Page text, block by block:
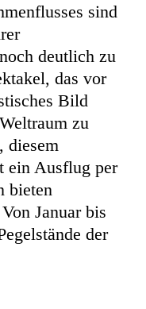
sind
deutlich zu
das vor
Bild
zu
diesem
ein Ausflug per
bieten
Januar bis
der